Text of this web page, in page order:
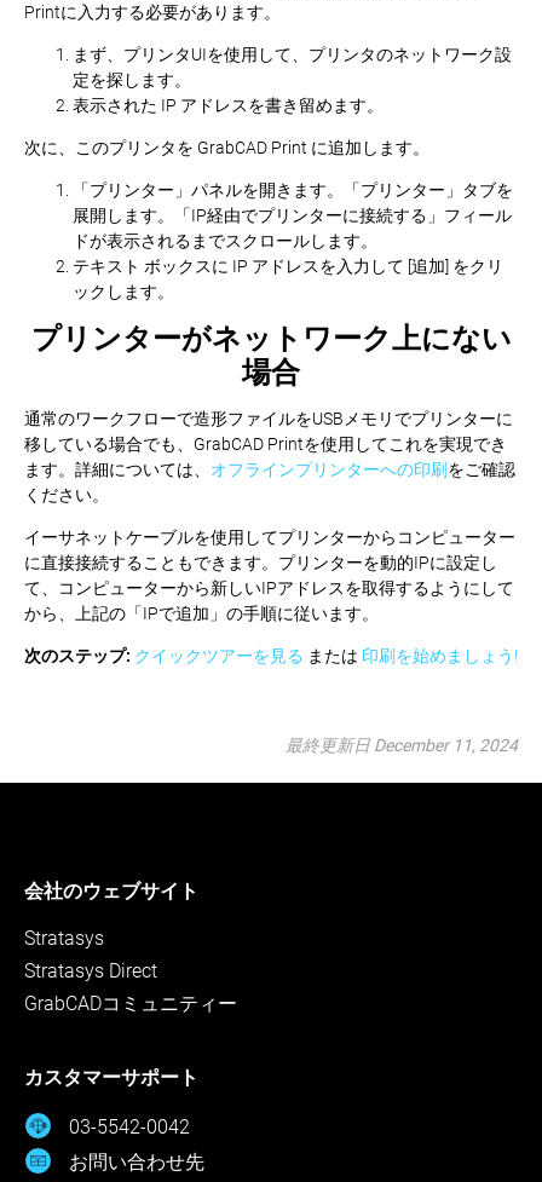
Printに入力する必要があります。
まず、プリンタUIを使用して、プリンタのネットワーク設
定を探します。
表示された IP アドレスを書き留めます。
次に、このプリンタを GrabCAD Print に追加します。
「プリンター」パネルを開きます。「プリンター」タブを
展開します。「IP経由でプリンターに接続する」フィール
ドが表示されるまでスクロールします。
テキスト ボックスに IP アドレスを入力して [追加] をクリ
ックします。
プリンターがネットワーク上にない
場合
通常のワークフローで造形ファイルをUSBメモリでプリンターに
移している場合でも、GrabCAD Printを使用してこれを実現でき
ます。詳細については、 オフラインプリンターへの印刷 をご確認
ください。
イーサネットケーブルを使用してプリンターからコンピューター
に直接接続することもできます。プリンターを動的IPに設定し
て、コンピューターから新しいIPアドレスを取得するようにして
から、上記の「IPで追加」の手順に従います。
次のステップ: クイックツアーを見る または 印刷を始めましょう!
最終更新日 December 11, 2024
会社のウェブサイト
Stratasys
Stratasys Direct
GrabCADコミュニティー
カスタマーサポート
03-5542-0042
お問い合わせ先